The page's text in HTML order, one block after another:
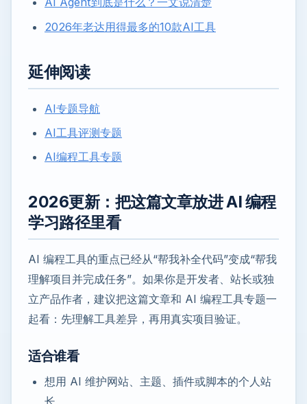
2026年老达用得最多的10款AI工具
延伸阅读
AI专题导航
AI工具评测专题
AI编程工具专题
2026更新：把这篇文章放进 AI 编程
学习路径里看
AI 编程工具的重点已经从“帮我补全代码”变成“帮我
理解项目并完成任务”。如果你是开发者、站长或独
立产品作者，建议把这篇文章和 AI 编程工具专题一
起看：先理解工具差异，再用真实项目验证。
适合谁看
想用 AI 维护网站、主题、插件或脚本的个人站